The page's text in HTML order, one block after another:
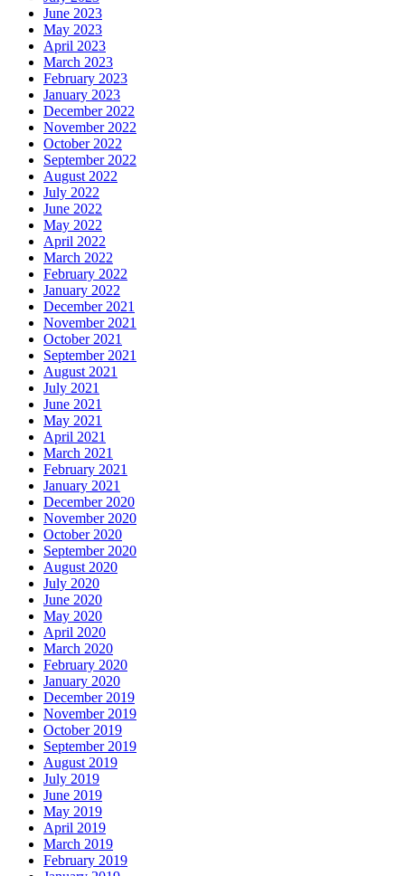
June 2023
May 2023
April 2023
March 2023
February 2023
January 2023
December 2022
November 2022
October 2022
September 2022
August 2022
July 2022
June 2022
May 2022
April 2022
March 2022
February 2022
January 2022
December 2021
November 2021
October 2021
September 2021
August 2021
July 2021
June 2021
May 2021
April 2021
March 2021
February 2021
January 2021
December 2020
November 2020
October 2020
September 2020
August 2020
July 2020
June 2020
May 2020
April 2020
March 2020
February 2020
January 2020
December 2019
November 2019
October 2019
September 2019
August 2019
July 2019
June 2019
May 2019
April 2019
March 2019
February 2019